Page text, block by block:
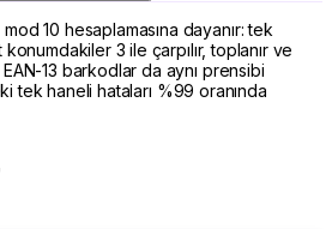
10 hesaplamasına dayanır: tek
3 ile çarpılır, toplanır ve
13 barkodlar da aynı prensibi
tek haneli hataları %99 oranında